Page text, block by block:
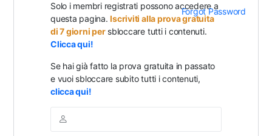
Solo i membri registrati possono accedere a
questa pagina.Iscriviti alla prova gratuita
di 7 giorni persbloccare tutti i contenuti.
Clicca qui!
Se hai già fatto la prova gratuita in passato
e vuoi sbloccare subito tutti i contenuti,
clicca qui!
Forgot Password